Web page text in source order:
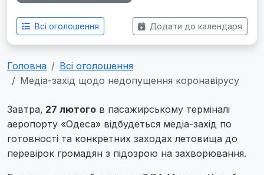
Всі оголошення Додати до календаря
Головна
Всі оголошення
Медіа-захід щодо недопущення коронавірусу
Завтра, 27 лютого в пасажирському терміналі
аеропорту «Одеса» відбудеться медіа-захід по
готовності та конкретних заходах летовища до
перевірок громадян з підозрою на захворювання.